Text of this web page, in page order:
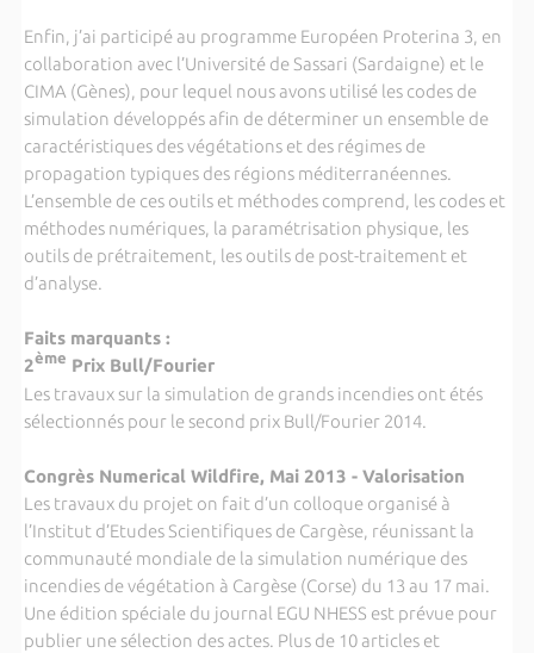
Enfin, j’ai participé au programme Européen Proterina 3, en
collaboration avec l’Université de Sassari (Sardaigne) et le
CIMA (Gènes), pour lequel nous avons utilisé les codes de
simulation développés afin de déterminer un ensemble de
caractéristiques des végétations et des régimes de
propagation typiques des régions méditerranéennes.
L’ensemble de ces outils et méthodes comprend, les codes et
méthodes numériques, la paramétrisation physique, les
outils de prétraitement, les outils de post-traitement et
d’analyse.
Faits marquants :
2ème Prix Bull/Fourier
Les travaux sur la simulation de grands incendies ont étés
sélectionnés pour le second prix Bull/Fourier 2014.
Congrès Numerical Wildfire, Mai 2013 - Valorisation
Les travaux du projet on fait d’un colloque organisé à
l’Institut d’Etudes Scientifiques de Cargèse, réunissant la
communauté mondiale de la simulation numérique des
incendies de végétation à Cargèse (Corse) du 13 au 17 mai.
Une édition spéciale du journal EGU NHESS est prévue pour
publier une sélection des actes. Plus de 10 articles et